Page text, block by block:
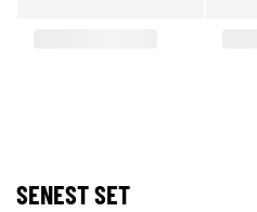
SENEST SET